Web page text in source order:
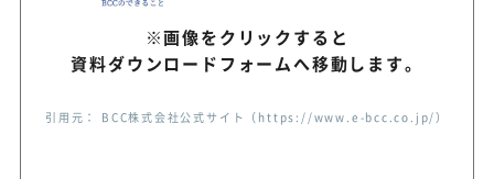
※画像をクリックすると
資料ダウンロードフォームへ移動します。
引用元： BCC株式会社公式サイト（https://www.e-bcc.co.jp/）